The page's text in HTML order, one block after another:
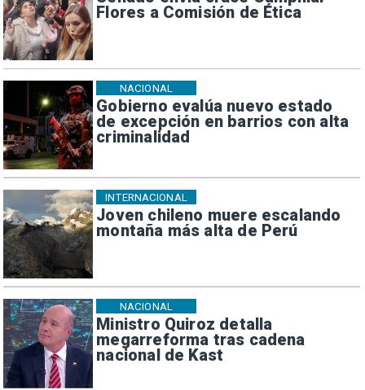
Flores a Comisión de Ética
Gobierno evalúa nuevo estado
de excepción en barrios con alta
criminalidad
NACIONAL
Joven chileno muere escalando
montaña más alta de Perú
INTERNACIONAL
Ministro Quiroz detalla
megarreforma tras cadena
nacional de Kast
NACIONAL